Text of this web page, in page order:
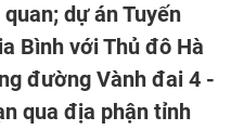
dự án Tuyến
Bình với Thủ đô Hà
đường Vành đai 4 -
qua địa phận tỉnh